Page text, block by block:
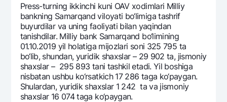
Prеss-turning ikkinchi kuni OAV xodimlari Milliy
bankning Samarqand viloyati bo‘limiga tashrif
buyurdilar va uning faoliyati bilan yaqindan
tanishdilar. Milliy bank Samarqand bo‘limining
01.10.2019 yil holatiga mijozlari soni 325 795 ta
bo‘lib, shundan, yuridik shaxslar – 29 902 ta, jismoniy
shaxslar – 295 893 tani tashkil etadi. Yil boshiga
nisbatan ushbu ko‘rsatkich 17 286 taga ko‘paygan.
Shulardan, yuridik shaxslar 1 242 ta va jismoniy
shaxslar 16 074 taga ko‘paygan.